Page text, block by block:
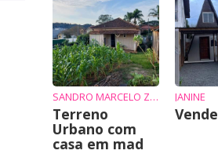
SANDRO MARCELO ZIEMBIKIEWICZ
Terreno
Urbano com
casa em mad
JANINE